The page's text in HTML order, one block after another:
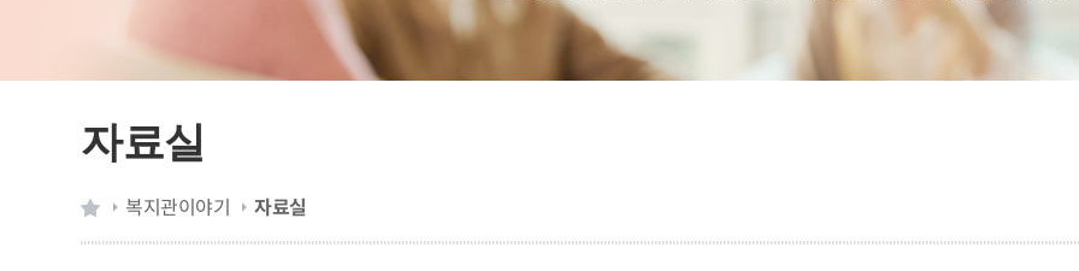
자료실
복지관이야기 자료실